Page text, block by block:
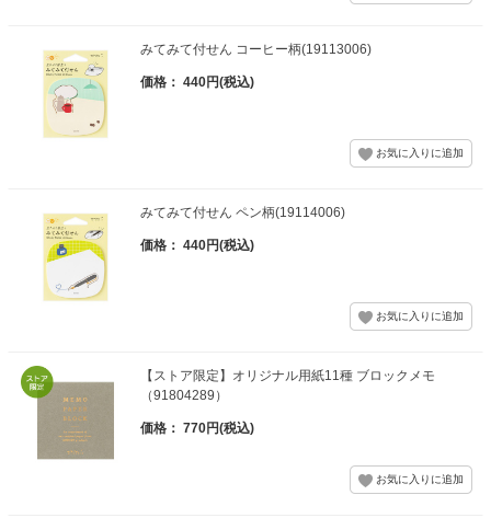
みてみて付せん コーヒー柄(19113006)
価格： 440円(税込)
みてみて付せん ペン柄(19114006)
価格： 440円(税込)
【ストア限定】オリジナル用紙11種 ブロックメモ
（91804289）
価格： 770円(税込)